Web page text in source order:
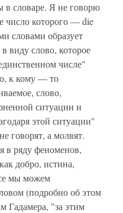
в словаре. Я не говорю
число которого — die
словами образует
виду слово, которое
числе"
к кому — то
слово,
ситуации и
этой ситуации"
говорят, а молвят.
в ряду феноменов,
добро, истина,
мы можем
(подробно об этом
Гадамера, "за этим